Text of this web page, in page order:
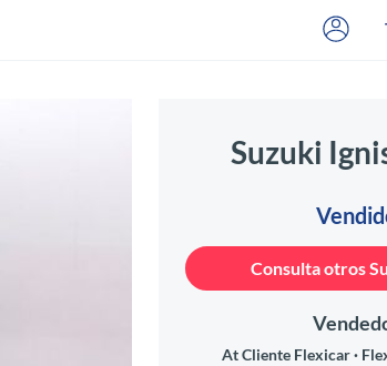
Suzuki
Consulta otros
At Cliente Flexicar